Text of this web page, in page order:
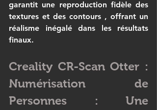
textures et des contours , offrant un
réalisme inégalé dans les résultats
finaux.
Creality CR-Scan Otter :
Numérisation de
Personnes : Une